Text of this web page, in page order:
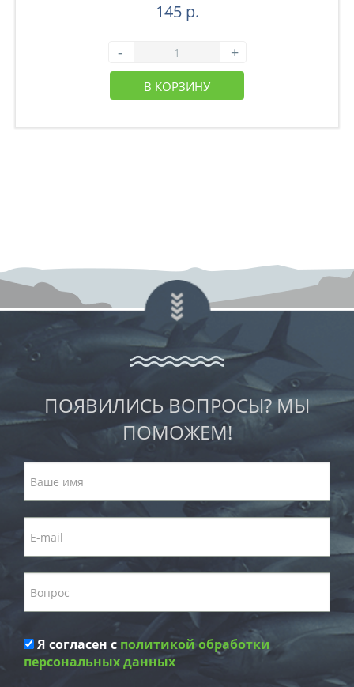
145 р.
- +
В КОРЗИНУ
ПОЯВИЛИСЬ ВОПРОСЫ? МЫ
ПОМОЖЕМ!
Я согласен с политикой обработки
персональных данных